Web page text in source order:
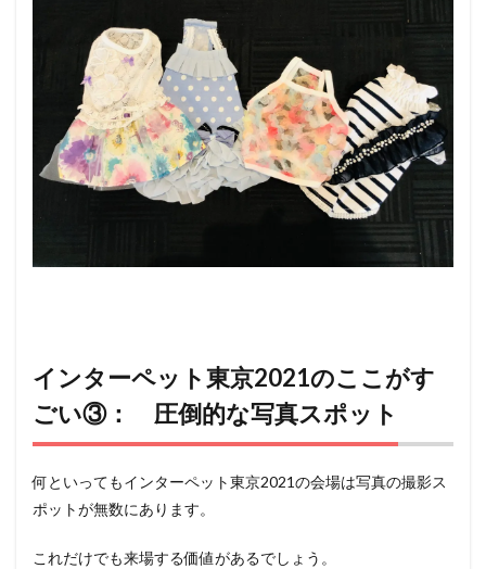
インターペット東京2021のここがす
ごい③： 圧倒的な写真スポット
何といってもインターペット東京2021の会場は写真の撮影ス
ポットが無数にあります。
これだけでも来場する価値があるでしょう。